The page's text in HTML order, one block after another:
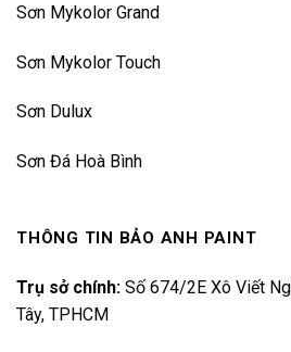
Sơn Mykolor Grand
Sơn Mykolor Touch
Sơn Dulux
Sơn Đá Hoà Bình
THÔNG TIN BẢO ANH PAINT
Trụ sở chính: Số 674/2E Xô Viết
Tây, TPHCM